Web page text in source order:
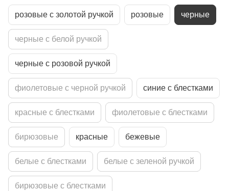
розовые с золотой ручкой розовые черные
черные с белой ручкой
черные с розовой ручкой
фиолетовые с черной ручкой синие с блестками
красные с блестками фиолетовые с блестками
бирюзовые красные бежевые
белые с блестками белые с зеленой ручкой
бирюзовые с блестками